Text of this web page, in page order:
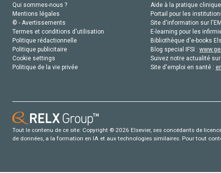
Qui sommes-nous ?
Mentions légales
© - Avertissements
Termes et conditions d'utilisation
Politique rédactionnelle
Politique publicitaire
Cookie settings
Politique de la vie privée
Aide à la pratique
Portail pour les
Site d'information sur
E-learning pour les
Bibliothèque d'e-books
Blog special IFSI :
Suivez notre actualité
Site d'emploi en santé :
Tout le contenu de ce site: Copyright © 2026 Elsevier, ses concédants de
de données, a la formation en IA et aux technologies similaires. Pour tout